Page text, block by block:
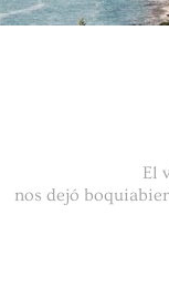
El
nos dejó